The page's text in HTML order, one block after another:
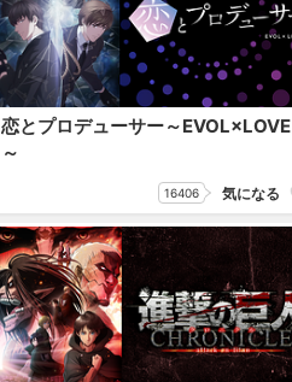
恋とプロデューサー～EVOL×LOVE
～
16406 気になる